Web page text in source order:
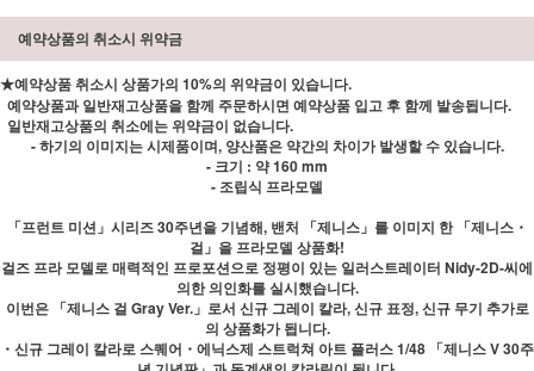
예약상품의 취소시 위약금
★예약상품 취소시 상품가의 10%의 위약금이 있습니다.
예약상품과 일반재고상품을 함께 주문하시면 예약상품 입고 후 함께 발송됩니다.
일반재고상품의 취소에는 위약금이 없습니다.
- 하기의 이미지는 시제품이며, 양산품은 약간의 차이가 발생할 수 있습니다.
- 크기 : 약 160 mm
- 조립식 프라모델
「프런트 미션」시리즈 30주년을 기념해, 밴처 「제니스」를 이미지 한 「제니스・
걸」을 프라모델 상품화!
걸즈 프라 모델로 매력적인 프로포션으로 정평이 있는 일러스트레이터 Nidy-2D-씨에
의한 의인화를 실시했습니다.
이번은 「제니스 걸 Gray Ver.」로서 신규 그레이 칼라, 신규 표정, 신규 무기 추가로
의 상품화가 됩니다.
・신규 그레이 칼라로 스퀘어・에닉스제 스트럭쳐 아트 플러스 1/48 「제니스 V 30주